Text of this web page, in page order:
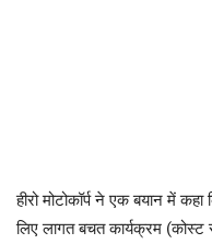
हीरो मोटोकॉर्प ने एक बयान में
लिए लागत बचत कार्यक्रम